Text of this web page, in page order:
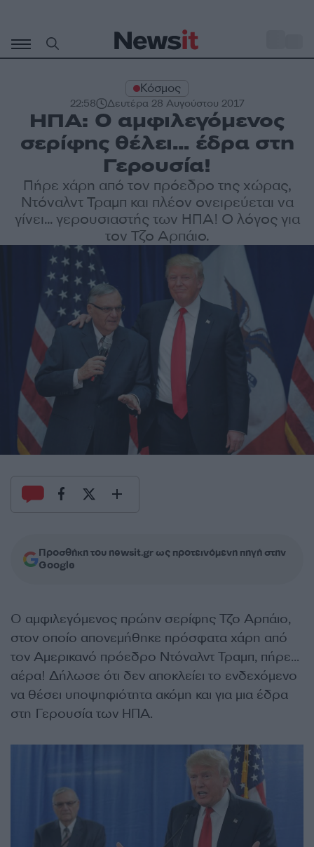
περιεχόμενο
Κόσμος
22:58 Δευτέρα 28 Αυγούστου 2017
ΗΠΑ: Ο αμφιλεγόμενος
σερίφης θέλει… έδρα στη
Γερουσία!
Πήρε χάρη από τον πρόεδρο της χώρας,
Ντόναλντ Τραμπ και πλέον ονειρεύεται να
γίνει... γερουσιαστής των ΗΠΑ! Ο λόγος για
τον Τζο Αρπάιο.
Προσθήκη του newsit.gr ως προτεινόμενη πηγή στην
Google
Ο αμφιλεγόμενος πρώην σερίφης Τζο Αρπάιο,
στον οποίο απονεμήθηκε πρόσφατα χάρη από
τον Αμερικανό πρόεδρο Ντόναλντ Τραμπ, πήρε…
αέρα! Δήλωσε ότι δεν αποκλείει το ενδεχόμενο
να θέσει υποψηφιότητα ακόμη και για μια έδρα
στη Γερουσία των ΗΠΑ.